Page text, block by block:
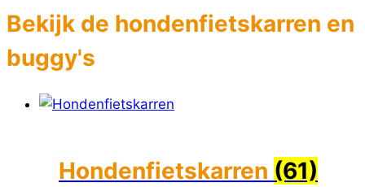
Bekijk de hondenfietskarren en
buggy's
Hondenfietskarren (61)